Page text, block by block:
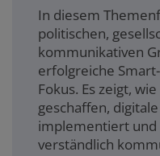
In diesem
politischen,
kommunikativen
erfolgreiche
Fokus. Es zeigt,
geschaffen,
implementiert und
verständlich